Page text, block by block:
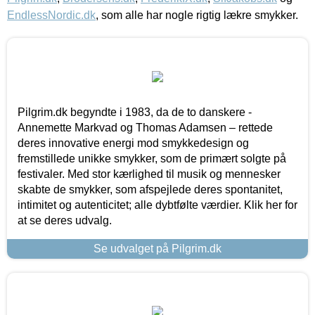
EndlessNordic.dk, som alle har nogle rigtig lækre smykker.
Pilgrim.dk begyndte i 1983, da de to danskere -
Annemette Markvad og Thomas Adamsen – rettede
deres innovative energi mod smykkedesign og
fremstillede unikke smykker, som de primært solgte på
festivaler. Med stor kærlighed til musik og mennesker
skabte de smykker, som afspejlede deres spontanitet,
intimitet og autenticitet; alle dybtfølte værdier. Klik her for
at se deres udvalg.
Se udvalget på Pilgrim.dk